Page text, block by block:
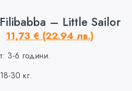
– Little Sailor
11,73 € (22.94 лв.)
3-6 години.
30 кг.